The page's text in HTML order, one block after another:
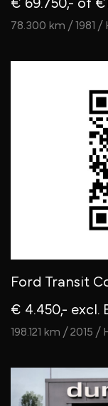
€ 69.750,- of
78.300 km / 1981
Ford Transit
€ 4.450,- excl.
198.121 km / 2015